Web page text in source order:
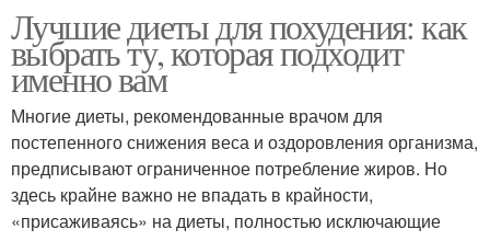
Лучшие диеты для похудения: как
выбрать ту, которая подходит
именно вам
Многие диеты, рекомендованные врачом для
постепенного снижения веса и оздоровления организма,
предписывают ограниченное потребление жиров. Но
здесь крайне важно не впадать в крайности,
«присаживаясь» на диеты, полностью исключающие